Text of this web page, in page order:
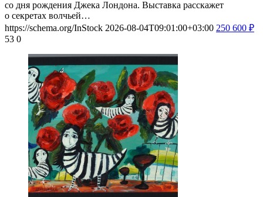
со дня рождения Джека Лондона. Выставка расскажет
о секретах волчьей…
https://schema.org/InStock 2026-08-04T09:01:00+03:00 250 600 ₽
53 0